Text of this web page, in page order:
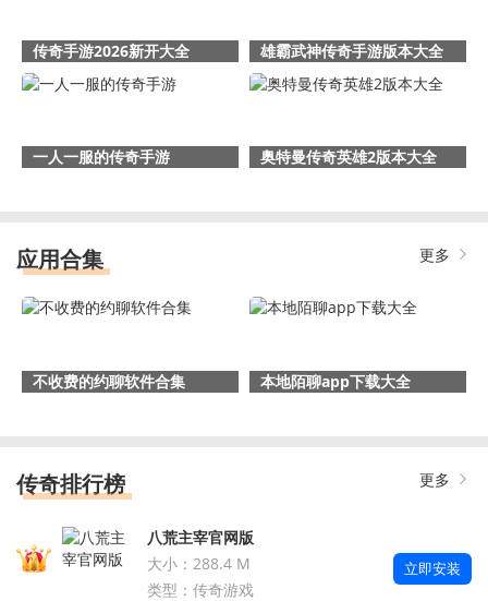
传奇手游2026新开大全 雄霸武神传奇手游版本大全
一人一服的传奇手游 奥特曼传奇英雄2版本大全
应用合集 更多
不收费的约聊软件合集 本地陌聊app下载大全
传奇排行榜 更多
1
八荒主宰官网版
大小：288.4 M
类型：传奇游戏
立即安装